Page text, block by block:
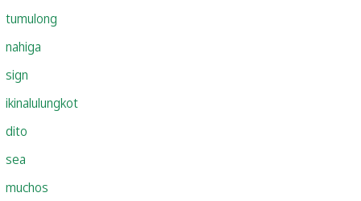
tumulong
nahiga
sign
ikinalulungkot
dito
sea
muchos